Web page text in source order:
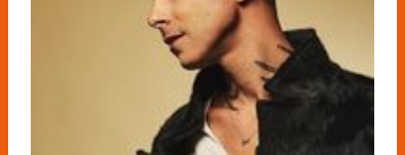
einem selbstbefreienden künstlerischen Prozess einige der
faszinierendsten Songs ihrer bisherigen Karriere geschrieben.
Nach gehyptem Newcomerstatus mit Chartplatzierungen,
Radiohits, einer Echo-Nominierung als „Beste deutsche
Künstlerin“, Konzerten auf den größten Festivals und der
Teilnahme bei “Sing Meinen Song”, zeigt uns Leslie nun, wie
schön es klingen kann, erwachsen zu sein. Mit „Brave New
Woman“ ist ein wunderschön ehrliches, innovatives und
zeitloses Album entstanden, das uns noch sehr lange